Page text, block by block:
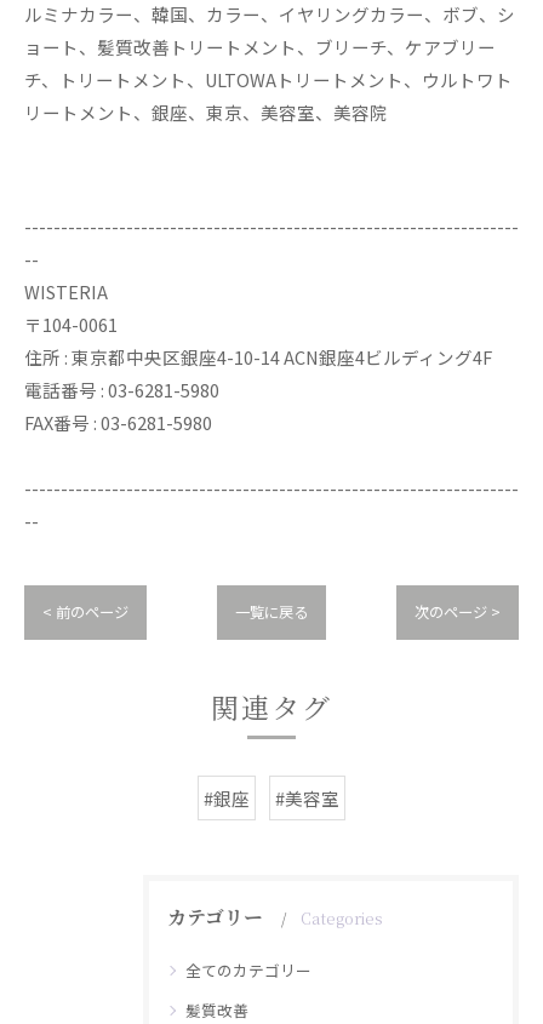
ルミナカラー、韓国、カラー、イヤリングカラー、ボブ、シ
ョート、髪質改善トリートメント、ブリーチ、ケアブリー
チ、トリートメント、ULTOWAトリートメント、ウルトワト
リートメント、銀座、東京、美容室、美容院
--------------------------------------------------------------------
--
WISTERIA
〒104-0061
住所 : 東京都中央区銀座4-10-14 ACN銀座4ビルディング4F
電話番号 : 03-6281-5980
FAX番号 : 03-6281-5980
--------------------------------------------------------------------
--
< 前のページ 一覧に戻る 次のページ >
関連タグ
#銀座 #美容室
カテゴリー Categories
全てのカテゴリー
髪質改善